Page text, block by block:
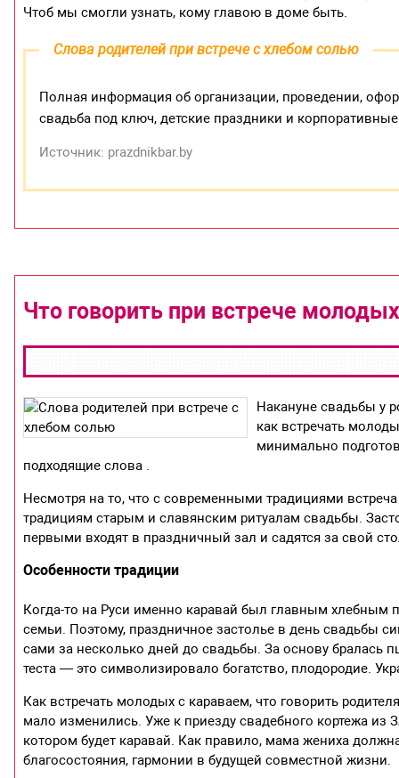
Чтоб мы смогли узнать, кому главою в доме быть.
Слова родителей при встрече с хлебом солью
Полная информация об организации, проведении,
свадьба под ключ, детские праздники и
Источник: prazdnikbar.by
Что говорить при встрече
Накануне свадьбы у
как встречать
минимально
подходящие слова .
Несмотря на то, что с современными традициями
традициям старым и славянским ритуалам свадьбы.
первыми входят в праздничный зал и садятся за свой
Особенности традиции
Когда-то на Руси именно каравай был главным хлебным
семьи. Поэтому, праздничное застолье в день свадьбы
сами за несколько дней до свадьбы. За основу бралась
теста — это символизировало богатство, плодородие.
Как встречать молодых с караваем, что говорить
мало изменились. Уже к приезду свадебного кортежа из
котором будет каравай. Как правило, мама жениха
благосостояния, гармонии в будущей совместной жизни.